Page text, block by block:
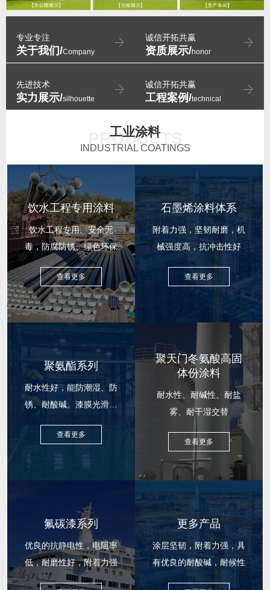
专业专注
关于我们/Company
诚信开拓共赢
资质展示/honor
先进技术
实力展示/silhouette
诚信开拓共赢
工程案例/technical
PRODUCTS
工业涂料
INDUSTRIAL COATINGS
饮水工程专用涂料
饮水工程专用、安全无
毒，防腐防锈、绿色环保
查看更多
石墨烯涂料体系
附着力强，坚韧耐磨，机
械强度高，抗冲击性好
查看更多
聚氨酯系列
耐水性好，能防潮湿、防
锈、耐酸碱。漆膜光滑柔
查看更多
聚天门冬氨酸高固
体份涂料
耐水性、耐碱性、耐盐
雾、耐干湿交替
查看更多
氟碳漆系列
优良的抗静电性，电阻率
低，耐磨性好，附着力强
更多产品
涂层坚韧，附着力强，具
有优良的耐酸碱，耐候性